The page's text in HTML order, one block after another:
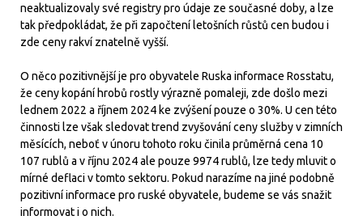
neaktualizovaly své registry pro údaje ze současné doby, a lze
tak předpokládat, že při započtení letošních růstů cen budou i
zde ceny rakví znatelně vyšší.
O něco pozitivnější je pro obyvatele Ruska informace Rosstatu,
že ceny kopání hrobů rostly výrazně pomaleji, zde došlo mezi
lednem 2022 a říjnem 2024 ke zvýšení pouze o 30%. U cen této
činnosti lze však sledovat trend zvyšování ceny služby v zimních
měsících, neboť v únoru tohoto roku činila průměrná cena 10
107 rublů a v říjnu 2024 ale pouze 9974 rublů, lze tedy mluvit o
mírné deflaci v tomto sektoru. Pokud narazíme na jiné podobně
pozitivní informace pro ruské obyvatele, budeme se vás snažit
informovat i o nich.